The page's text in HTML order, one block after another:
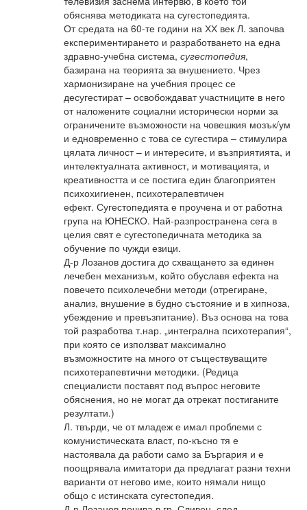
обяснява методиката на сугестопедията.
От средата на 60-те години на ХХ век Л. започва
експериментирането и разработването на една
здравно-учебна система, сугестопедия,
базирана на теорията за внушението. Чрез
хармонизиране на учебния процес се
десугестират – освобождават участниците в него
от наложените социални исторически норми за
ограничените възможности на човешкия мозък/ум
и едновременно с това се сугестира – стимулира
цялата личност – и интересите, и възприятията, и
интелектуалната активност, и мотивацията, и
креативността и се постига един благоприятен
психохигиенен, психотерапевтичен
ефект. Сугестопедията е проучена и от работна
група на ЮНЕСКО. Най-разпространена сега в
целия свят е сугестопедичната методика за
обучение по чужди езици.
Д-р Лозанов достига до схващането за единен
лечебен механизъм, който обуславя ефекта на
повечето психолечебни методи (отрегиране,
анализ, внушение в будно състояние и в хипноза,
убеждение и превъзпитание). Въз основа на това
той разработва т.нар. „интегрална психотерапия“,
при която се използват максимално
възможностите на много от съществуващите
психотерапевтични методики. (Редица
специалисти поставят под въпрос неговите
обяснения, но не могат да отрекат постиганите
резултати.)
Л. твърди, че от младеж е имал проблеми с
комунистическата власт, по-късно тя е
настоявала да работи само за Бъргария и е
поощрявала имитатори да предлагат разни техни
варианти от негово име, които нямали нищо
общо с истинската сугестопедия.